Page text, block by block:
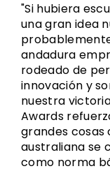
"Si hubiera
una gran idea
andadura
rodeado de
innovación y
nuestra
Awards
grandes cosas
australiana se
como norma